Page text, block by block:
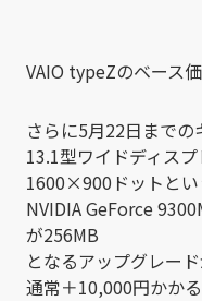
VAIO typeZのベース
さらに5月22日まで
13.1型ワイドディスプ
1600×900ドットとい
NVIDIA GeForce
が256MB
となるアップグレード
通常＋10,000円かか